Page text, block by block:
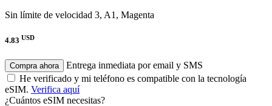
Sin límite de velocidad 3, A1, Magenta
4.83 USD
Compra ahora
Entrega inmediata por email y SMS
He verificado y mi teléfono es compatible con la tecnología
eSIM. Verifica aquí
¿Cuántos eSIM necesitas?